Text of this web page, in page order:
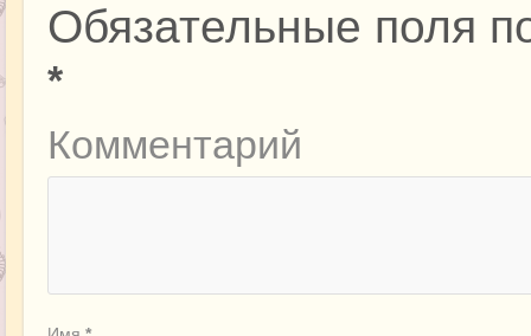
Обязательные поля
*
Комментарий